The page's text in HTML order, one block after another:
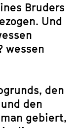
Bruders
Und
wessen
den
den
gebiert,